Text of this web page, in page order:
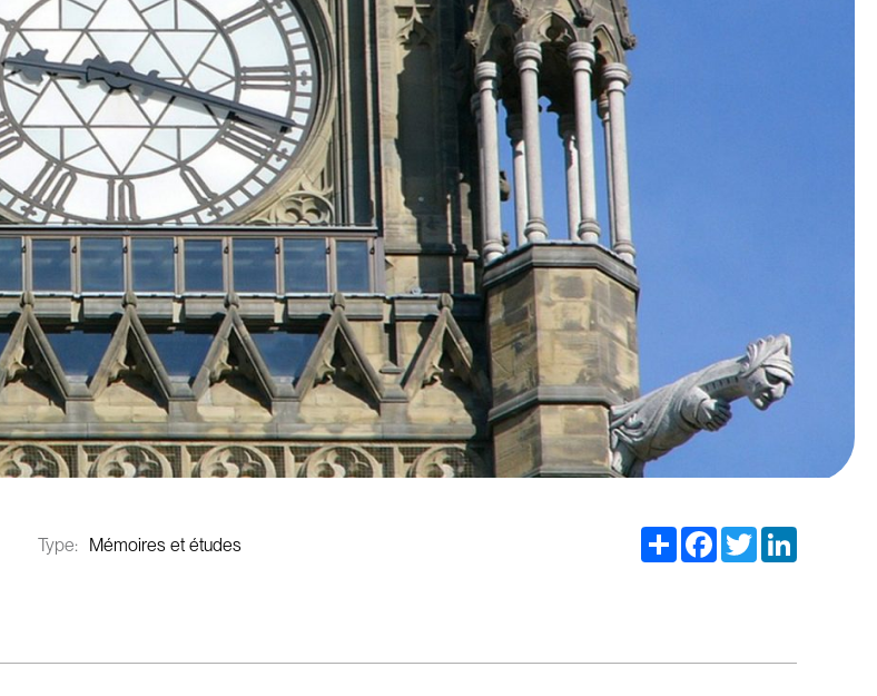
Type: Mémoires et études Share Facebook
Twitter